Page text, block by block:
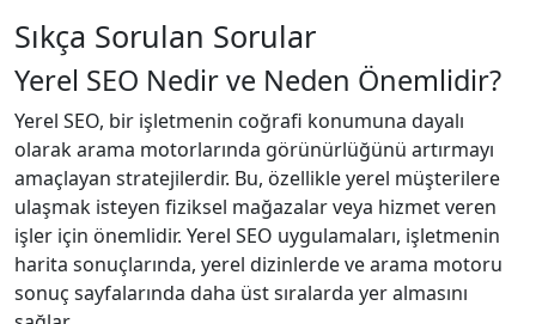
Sıkça Sorulan Sorular
Yerel SEO Nedir ve Neden Önemlidir?
Yerel SEO, bir işletmenin coğrafi konumuna dayalı
olarak arama motorlarında görünürlüğünü artırmayı
amaçlayan stratejilerdir. Bu, özellikle yerel müşterilere
ulaşmak isteyen fiziksel mağazalar veya hizmet veren
işler için önemlidir. Yerel SEO uygulamaları, işletmenin
harita sonuçlarında, yerel dizinlerde ve arama motoru
sonuç sayfalarında daha üst sıralarda yer almasını